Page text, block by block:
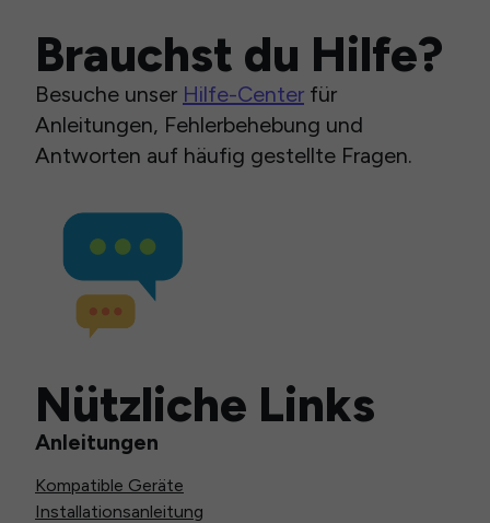
Brauchst du Hilfe?
Besuche unser Hilfe-Center für
Anleitungen, Fehlerbehebung und
Antworten auf häufig gestellte Fragen.
Nützliche Links
Anleitungen
Kompatible Geräte
Installationsanleitung